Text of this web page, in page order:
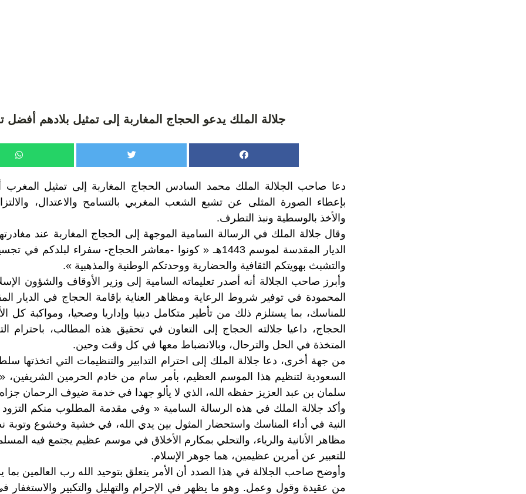
جلالة الملك يدعو الحجاج المغاربة إلى تمثيل بلادهم أفضل
دعا صاحب الجلالة الملك محمد السادس الحجاج المغاربة إلى تمثيل
بإعطاء الصورة المثلى عن تشبع الشعب المغربي بالتسامح والاعتدال،
والأخذ بالوسطية ونبذ التطرف.
وقال جلالة الملك في الرسالة السامية الموجهة إلى الحجاج المغاربة عند
الديار المقدسة لموسم 1443هـ « كونوا -معاشر الحجاج- سفراء لبلدكم
والتشبث بهويتكم الثقافية والحضارية ووحدتكم الوطنية والمذهبية ».
وأبرز صاحب الجلالة أنه أصدر تعليماته السامية إلى وزير الأوقاف والشؤون
المحمودة في توفير شروط الرعاية ومظاهر العناية بإقامة الحجاج في الديار
للمناسك، بما يستلزم ذلك من تأطير متكامل دينيا وإداريا وصحيا، ومواكبة كل
الحجاج، داعيا جلالته الحجاج إلى التعاون في تحقيق هذه المطالب، باحترام
المتخذة في الحل والترحال، وبالانضباط معها في كل وقت وحين.
من جهة أخرى، دعا جلالة الملك إلى احترام التدابير والتنظيمات التي اتخذتها
السعودية لتنظيم هذا الموسم العظيم، بأمر سام من خادم الحرمين الشريفين، «
سلمان بن عبد العزيز حفظه الله، الذي لا يألو جهدا في خدمة ضيوف الرحمان جزاه
وأكد جلالة الملك في هذه الرسالة السامية « وفي مقدمة المطلوب منكم
النية في أداء المناسك واستحضار المثول بين يدي الله، في خشية وخشوع
مظاهر الأنانية والرياء، والتحلي بمكارم الأخلاق في موسم عظيم يجتمع فيه
للتعبير عن أمرين عظيمين، هما جوهر الإسلام.
وأوضح صاحب الجلالة في هذا الصدد أن الأمر يتعلق بتوحيد الله رب العالمين بما
من عقيدة وقول وعمل. وهو ما يظهر في الإحرام والتهليل والتكبير